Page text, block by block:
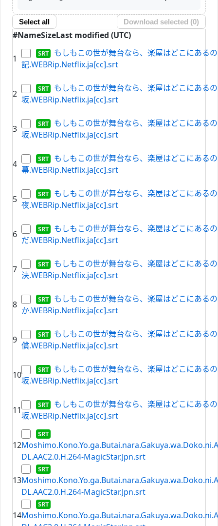
Select all Download selected (0)
#NameSizeLast modified (UTC)
1
もしもこの世が舞台なら、楽屋はどこにある
記.WEBRip.Netflix.ja[cc].srt
2
もしもこの世が舞台なら、楽屋はどこにある
坂.WEBRip.Netflix.ja[cc].srt
3
もしもこの世が舞台なら、楽屋はどこにある
坂.WEBRip.Netflix.ja[cc].srt
4
もしもこの世が舞台なら、楽屋はどこにある
幕.WEBRip.Netflix.ja[cc].srt
5
もしもこの世が舞台なら、楽屋はどこにある
夜.WEBRip.Netflix.ja[cc].srt
6
もしもこの世が舞台なら、楽屋はどこにある
だ.WEBRip.Netflix.ja[cc].srt
7
もしもこの世が舞台なら、楽屋はどこにある
決.WEBRip.Netflix.ja[cc].srt
8
もしもこの世が舞台なら、楽屋はどこにある
か.WEBRip.Netflix.ja[cc].srt
9
もしもこの世が舞台なら、楽屋はどこにある
償.WEBRip.Netflix.ja[cc].srt
10
もしもこの世が舞台なら、楽屋はどこにある
坂.WEBRip.Netflix.ja[cc].srt
11
もしもこの世が舞台なら、楽屋はどこにある
坂.WEBRip.Netflix.ja[cc].srt
12
DL.AAC2.0.H.264-MagicStar.Jpn.srt
13
DL.AAC2.0.H.264-MagicStar.Jpn.srt
14